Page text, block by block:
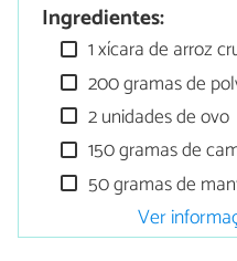
Ingredientes:
1 xícara de arroz
200 gramas de
2 unidades de ovo
150 gramas de
50 gramas de
Ver